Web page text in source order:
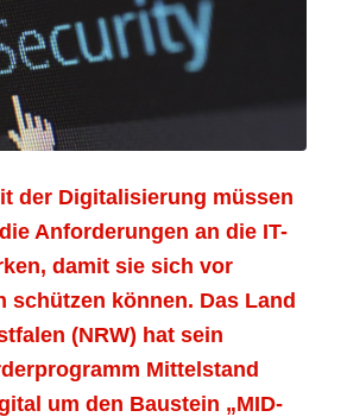
der Digitalisierung müssen
Anforderungen an die IT-
damit sie sich vor
schützen können. Das Land
(NRW) hat sein
Mittelstand
um den Baustein „MID-